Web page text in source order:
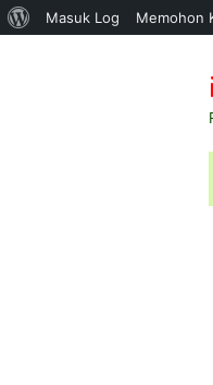
Tentang
Masuk Log Memohon